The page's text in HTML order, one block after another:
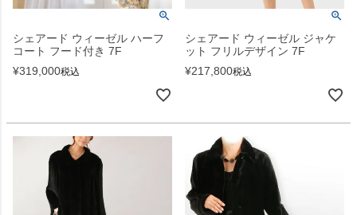
シェアード ウィーゼル ハーフ
コート フード付き 7F
¥319,000税込
シェアード ウィーゼル ジャケ
ット フリルデザイン 7F
¥217,800税込